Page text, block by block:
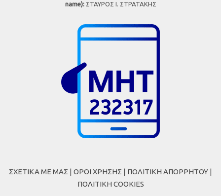
name):ΣΤΑΥΡΟΣ Ι. ΣΤΡΑΤΑΚΗΣ
ΣΧΕΤΙΚΑ ΜΕ ΜΑΣ | ΟΡΟΙ ΧΡΗΣΗΣ | ΠΟΛΙΤΙΚΗ ΑΠΟΡΡΗΤΟΥ |
ΠΟΛΙΤΙΚΗ COOKIES